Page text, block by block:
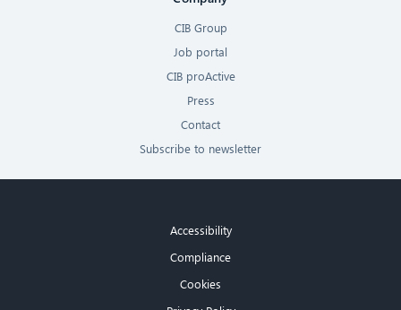
CIB Group
Job portal
CIB proActive
Press
Contact
Subscribe to newsletter
Accessibility
Compliance
Cookies